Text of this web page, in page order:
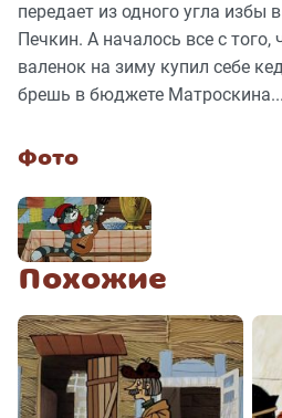
передает из одного угла избы
Печкин. А началось все с
валенок на зиму купил себе
брешь в бюджете Матроскина...
Фото
Похожие